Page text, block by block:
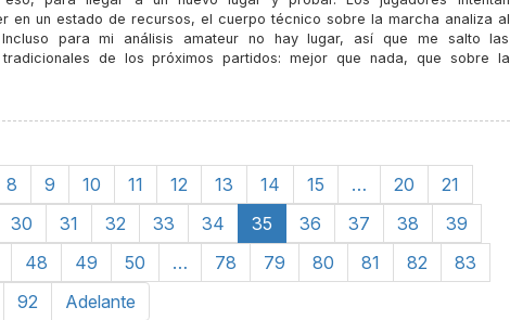
en un estado de recursos, el cuerpo técnico sobre la marcha analiza al
Incluso para mi análisis amateur no hay lugar, así que me salto las
tradicionales de los próximos partidos: mejor que nada, que sobre la
8 9 10 11 12 13 14 15 … 20
21
30 31 32 33 34 35 36 37 38
39
48 49 50 … 78 79 80 81 82
83
92 Adelante